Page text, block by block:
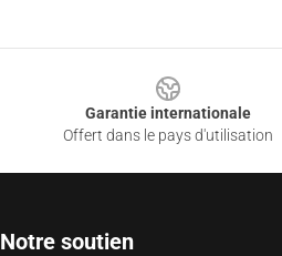
Garantie internationale
Offert dans le pays d'utilisation
Notre soutien